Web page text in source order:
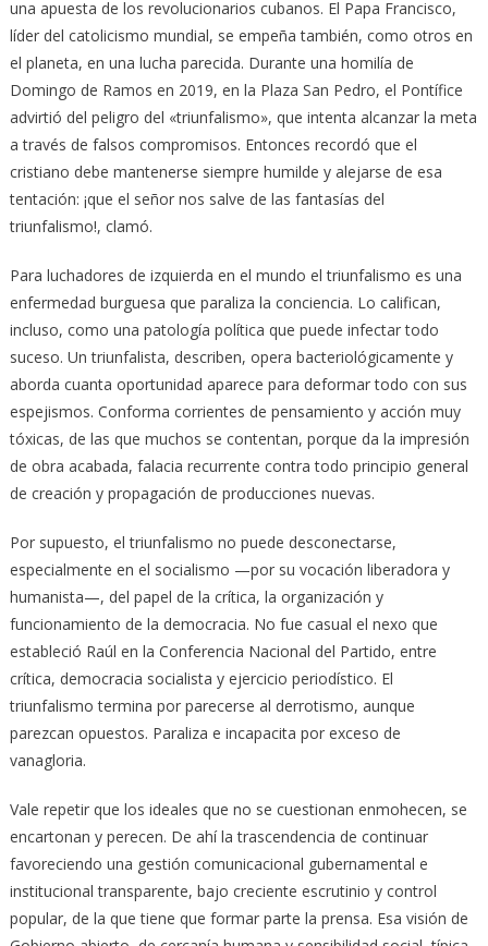
una apuesta de los revolucionarios cubanos. El Papa Francisco,
líder del catolicismo mundial, se empeña también, como otros en
el planeta, en una lucha parecida. Durante una homilía de
Domingo de Ramos en 2019, en la Plaza San Pedro, el Pontífice
advirtió del peligro del «triunfalismo», que intenta alcanzar la meta
a través de falsos compromisos. Entonces recordó que el
cristiano debe mantenerse siempre humilde y alejarse de esa
tentación: ¡que el señor nos salve de las fantasías del
triunfalismo!, clamó.
Para luchadores de izquierda en el mundo el triunfalismo es una
enfermedad burguesa que paraliza la conciencia. Lo califican,
incluso, como una patología política que puede infectar todo
suceso. Un triunfalista, describen, opera bacteriológicamente y
aborda cuanta oportunidad aparece para deformar todo con sus
espejismos. Conforma corrientes de pensamiento y acción muy
tóxicas, de las que muchos se contentan, porque da la impresión
de obra acabada, falacia recurrente contra todo principio general
de creación y propagación de producciones nuevas.
Por supuesto, el triunfalismo no puede desconectarse,
especialmente en el socialismo —por su vocación liberadora y
humanista—, del papel de la crítica, la organización y
funcionamiento de la democracia. No fue casual el nexo que
estableció Raúl en la Conferencia Nacional del Partido, entre
crítica, democracia socialista y ejercicio periodístico. El
triunfalismo termina por parecerse al derrotismo, aunque
parezcan opuestos. Paraliza e incapacita por exceso de
vanagloria.
Vale repetir que los ideales que no se cuestionan enmohecen, se
encartonan y perecen. De ahí la trascendencia de continuar
favoreciendo una gestión comunicacional gubernamental e
institucional transparente, bajo creciente escrutinio y control
popular, de la que tiene que formar parte la prensa. Esa visión de